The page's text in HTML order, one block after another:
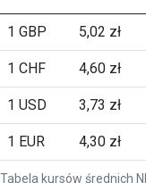
Tabela kursów średnich
1 GBP 5,02 zł
1 CHF 4,60 zł
1 USD 3,73 zł
1 EUR 4,30 zł